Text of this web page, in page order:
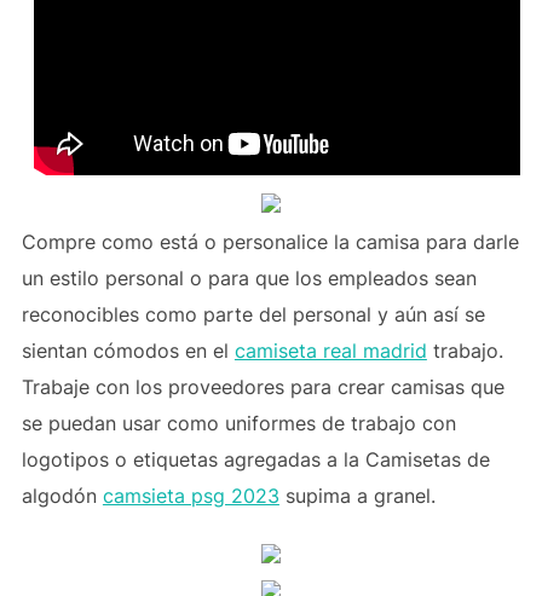
Compre como está o personalice la camisa para darle
un estilo personal o para que los empleados sean
reconocibles como parte del personal y aún así se
sientan cómodos en el camiseta real madrid trabajo.
Trabaje con los proveedores para crear camisas que
se puedan usar como uniformes de trabajo con
logotipos o etiquetas agregadas a la Camisetas de
algodón camsieta psg 2023 supima a granel.